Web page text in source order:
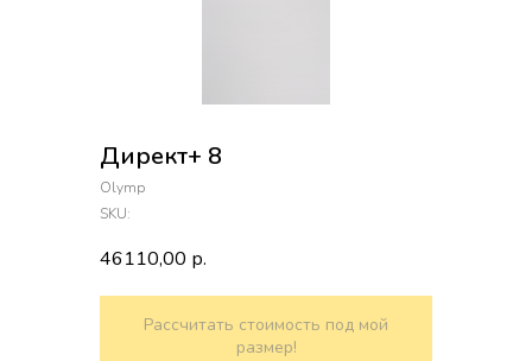
Директ+ 8
Olymp
SKU:
46110,00 р.
Рассчитать стоимость под мой
размер!